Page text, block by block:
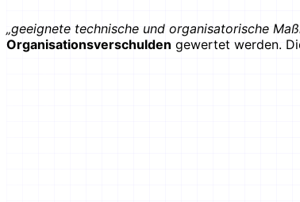
„geeignete technische und organisatorische
Organisationsverschulden gewertet werden.